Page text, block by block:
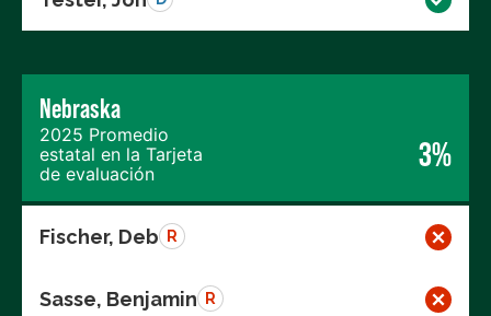
Nebraska
2025 Promedio
estatal en la Tarjeta
de evaluación
3%
Fischer, Deb R
Sasse, Benjamin R